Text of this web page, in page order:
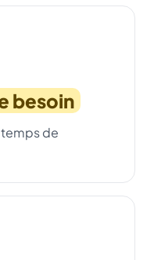
besoin
temps de